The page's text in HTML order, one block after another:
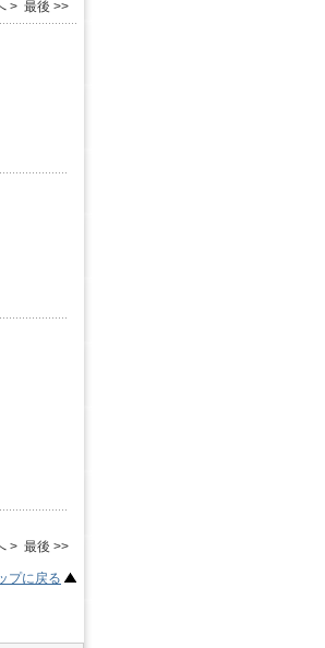
> 最後 >>
> 最後 >>
プに戻る